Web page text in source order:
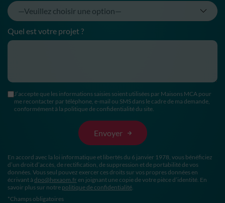
Quel est votre projet ?
J’accepte que les informations saisies soient utilisées par Maisons MCA pour
me recontacter par téléphone, e-mail ou SMS dans le cadre de ma demande,
conformément à la politique de confidentialité du site.
En accord avec la loi informatique et libertés du 6 janvier 1978, vous bénéficiez
d’un droit d’accès, de rectification, de suppression et de portabilité de vos
données. Vous seul pouvez exercer ces droits sur vos propres données en
écrivant à dpo@hexaom.fr en joignant une copie de votre pièce d’identité. En
savoir plus sur notre politique de confidentialité.
*Champs obligatoires